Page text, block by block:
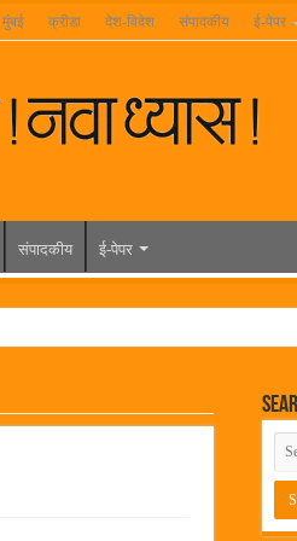
मुंबई क्रीडा देश-विदेश संपादकीय ई-पेपर
संपादकीय ई-पेपर
बुधवारी उद्घाटन